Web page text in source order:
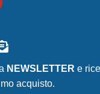
NEWSLETTER e
acquisto.